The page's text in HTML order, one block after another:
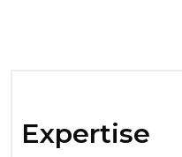
Expertise